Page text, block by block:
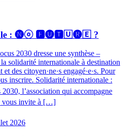
: 🅝ⓞ 🅵🅤🆃🅄🅡🄴 ?
2030 dresse une synthèse –
solidarité internationale à destination
des citoyen·ne·s engagé·e·s. Pour
inscrire. Solidarité internationale :
l’association qui accompagne
vous invite à […]
2026